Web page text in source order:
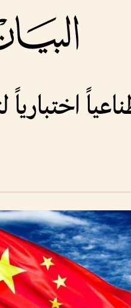
اختبارياً